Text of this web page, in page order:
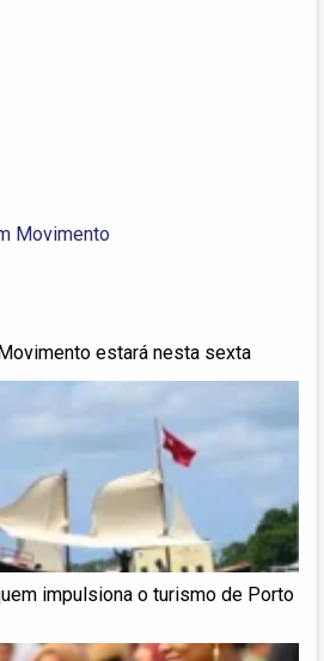
estará nesta sexta
impulsiona o turismo de Porto